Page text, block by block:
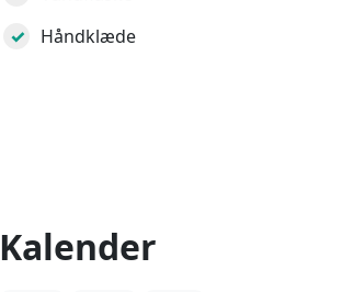
Håndklæde
Kalender